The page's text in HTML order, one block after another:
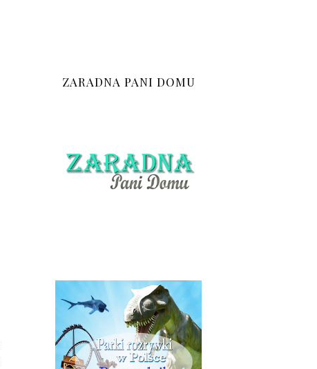
ZARADNA PANI DOMU